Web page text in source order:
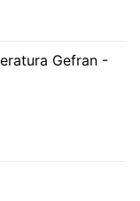
Gefran -